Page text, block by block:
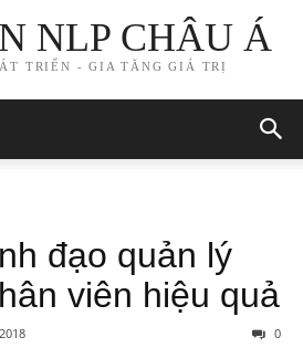
NLP CHÂU Á
TRIỂN - GIA TĂNG GIÁ TRỊ
đạo quản lý
viên hiệu quả
0